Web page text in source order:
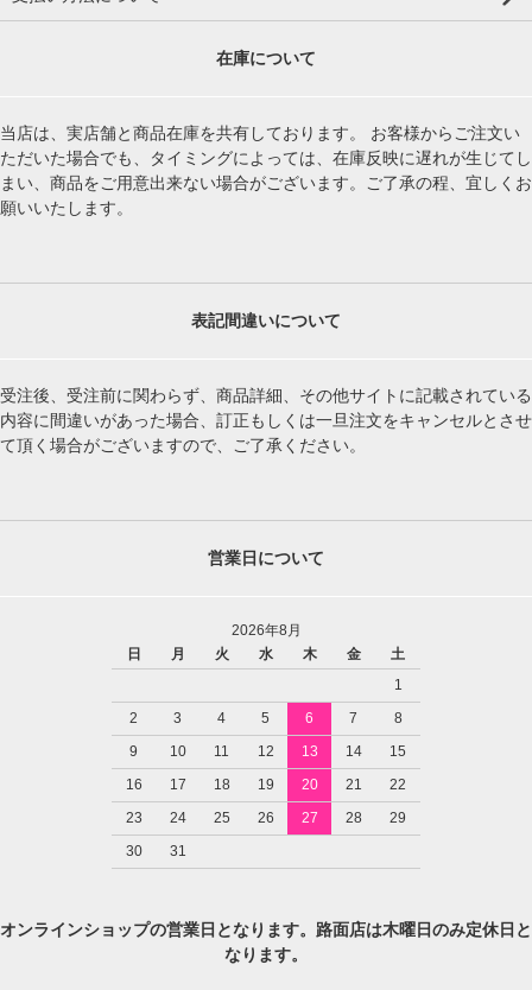
在庫について
当店は、実店舗と商品在庫を共有しております。 お客様からご注文い
ただいた場合でも、タイミングによっては、在庫反映に遅れが生じてし
まい、商品をご用意出来ない場合がございます。ご了承の程、宜しくお
願いいたします。
表記間違いについて
受注後、受注前に関わらず、商品詳細、その他サイトに記載されている
内容に間違いがあった場合、訂正もしくは一旦注文をキャンセルとさせ
て頂く場合がございますので、ご了承ください。
営業日について
2026年8月
日
月 火 水 木 金
土
1
2
3 4 5 6 7
8
9
10 11 12 13 14
15
16
17 18 19 20 21
22
23
24 25 26 27 28
29
30
31
オンラインショップの営業日となります。路面店は木曜日のみ定休日と
なります。